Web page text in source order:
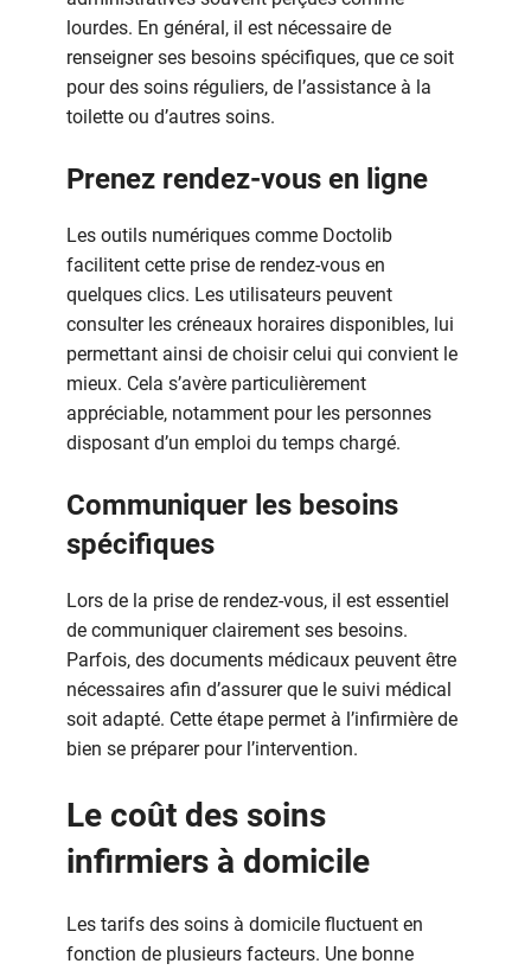
lourdes. En général, il est nécessaire de
renseigner ses besoins spécifiques, que ce soit
pour des soins réguliers, de l’assistance à la
toilette ou d’autres soins.
Prenez rendez-vous en ligne
Les outils numériques comme Doctolib
facilitent cette prise de rendez-vous en
quelques clics. Les utilisateurs peuvent
consulter les créneaux horaires disponibles, lui
permettant ainsi de choisir celui qui convient le
mieux. Cela s’avère particulièrement
appréciable, notamment pour les personnes
disposant d’un emploi du temps chargé.
Communiquer les besoins
spécifiques
Lors de la prise de rendez-vous, il est essentiel
de communiquer clairement ses besoins.
Parfois, des documents médicaux peuvent être
nécessaires afin d’assurer que le suivi médical
soit adapté. Cette étape permet à l’infirmière de
bien se préparer pour l’intervention.
Le coût des soins
infirmiers à domicile
Les tarifs des soins à domicile fluctuent en
fonction de plusieurs facteurs. Une bonne